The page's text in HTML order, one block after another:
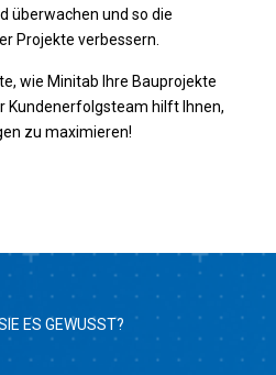
überwachen und so die
Projekte verbessern.
wie Minitab Ihre Bauprojekte
Kundenerfolgsteam hilft Ihnen,
zu maximieren!
ES GEWUSST?